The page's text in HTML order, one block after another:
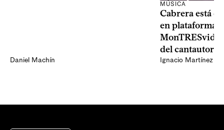
Daniel Machín
MÚSICA
Cabrera está
en plataformas
del cantautor
Ignacio Martínez